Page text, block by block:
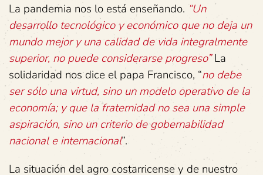
La pandemia nos lo está enseñando. “Un
desarrollo tecnológico y económico que no deja un
mundo mejor y una calidad de vida integralmente
superior, no puede considerarse progreso”La
solidaridad nos dice el papa Francisco, “no debe
ser sólo una virtud, sino un modelo operativo de la
economía; y que la fraternidad no sea una simple
aspiración, sino un criterio de gobernabilidad
nacional e internacional”.
La situación del agro costarricense y de nuestro